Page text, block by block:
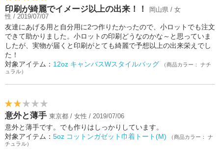
印刷が綺麗でイメージ以上の出来！！
岡山県 / 女
性 / 2019/07/07
友達にあげる用と自分用に2つ作りたかったので、小ロットでも注文
できて助かりました。小ロットの印刷どうなのかな～と思っていま
したが、実物が届くと印刷がとても綺麗で予想以上の出来栄えでし
た！
対象アイテム： 12oz キャンバスWスタイルバッグ
（商品カラー： ナチ
ュラル）
意外と薄手 東京都 / 女性 / 2019/07/06
意外と薄手です。でも作りはしっかりしています。
対象アイテム： 5oz コットンガゼット巾着トート(M)
（商品カラー： ナ
チュラル）